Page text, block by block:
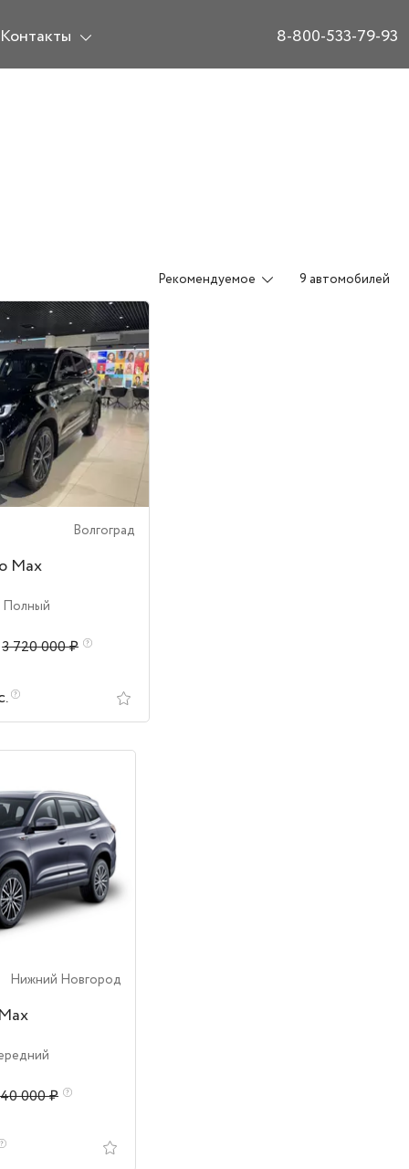
Контакты 8-800-533-79-93
Рекомендуемое 9 автомобилей
Волгоград
Max
3 720 000 ₽
Нижний Новгород
000 ₽